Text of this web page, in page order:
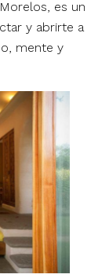
es un
y abrirte a
mente y